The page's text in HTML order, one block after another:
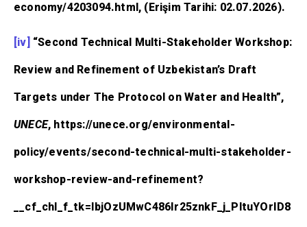
economy/4203094.html, (Erişim Tarihi: 02.07.2026).
[iv] “Second Technical Multi-Stakeholder Workshop:
Review and Refinement of Uzbekistan’s Draft
Targets under The Protocol on Water and Health”,
UNECE, https://unece.org/environmental-
policy/events/second-technical-multi-stakeholder-
workshop-review-and-refinement?
__cf_chl_f_tk=IbjOzUMwC486Ir25znkF_j_PltuYOrID8